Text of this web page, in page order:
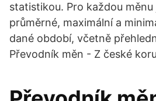
statistikou. Pro každou
průměrné, maximální a
dané období, včetně
Převodník měn - Z české